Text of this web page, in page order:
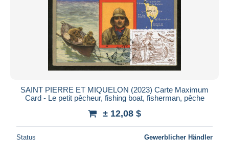
SAINT PIERRE ET MIQUELON (2023) Carte Maximum
Card - Le petit pêcheur, fishing boat, fisherman, pêche
± 12,08 $
Status Gewerblicher Händler